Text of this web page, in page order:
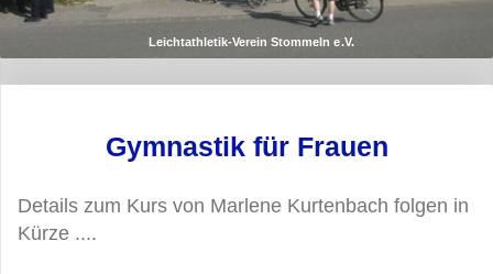
Leichtathletik-Verein Stommeln e.V.
Gymnastik für Frauen
Details zum Kurs von Marlene Kurtenbach folgen in
Kürze ....